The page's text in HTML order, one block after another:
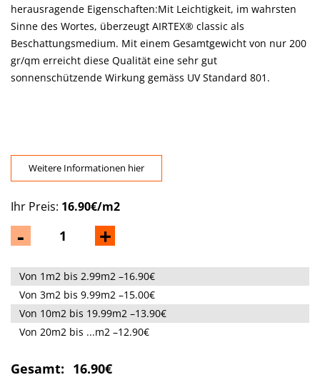
herausragende Eigenschaften:Mit Leichtigkeit, im wahrsten
Sinne des Wortes, überzeugt AIRTEX® classic als
Beschattungsmedium. Mit einem Gesamtgewicht von nur 200
gr/qm erreicht diese Qualität eine sehr gut
sonnenschützende Wirkung gemäss UV Standard 801.
Weitere Informationen hier
- +
Ihr Preis: 16.90€/m2
Von 1m2 bis 2.99m2 –16.90€
Von 3m2 bis 9.99m2 –15.00€
Von 10m2 bis 19.99m2 –13.90€
Von 20m2 bis ...m2 –12.90€
Gesamt: 16.90€